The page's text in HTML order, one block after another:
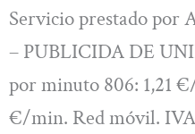
Servicio prestado
– PUBLICIDA DE
por minuto 806: 1,21
€/min. Red móvil.